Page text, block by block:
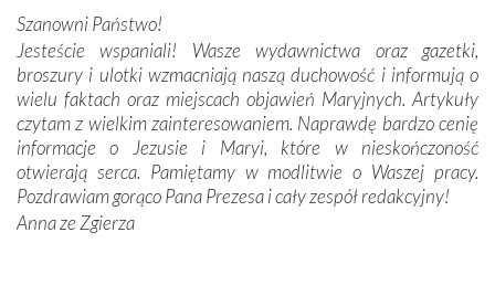
budowniczych.
Podążyliśmy też śladami fatimskich wizjonerów – Łucji
dos Santos oraz świętych Hiacynty i Franciszka Marto.
Modliliśmy się przy ich grobach. Odprawiliśmy Drogę
Krzyżową w ich rodzinnych stronach, odwiedziliśmy
domy, w których żyli.
W miejscu objawień Matki Bożej zapaliliśmy świece
Szanowni Państwo!
Jesteście wspaniali! Wasze wydawnictwa oraz gazetki,
broszury i ulotki wzmacniają naszą duchowość i informują o
wielu faktach oraz miejscach objawień Maryjnych. Artykuły
czytam z wielkim zainteresowaniem. Naprawdę bardzo cenię
informacje o Jezusie i Maryi, które w nieskończoność
otwierają serca. Pamiętamy w modlitwie o Waszej pracy.
Pozdrawiam gorąco Pana Prezesa i cały zespół redakcyjny!
Anna ze Zgierza